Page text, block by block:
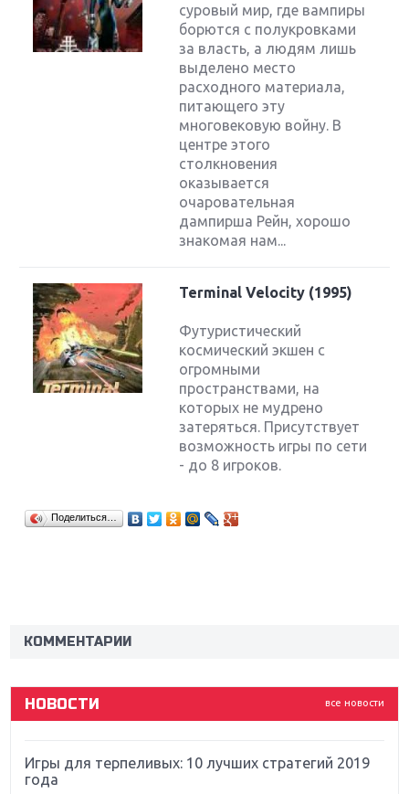
суровый мир, где вампиры
борются с полукровками
за власть, а людям лишь
выделено место
расходного материала,
питающего эту
многовековую войну. В
центре этого
столкновения
оказывается
очаровательная
дампирша Рейн, хорошо
знакомая нам...
Terminal Velocity (1995)
Футуристический
космический экшен с
огромными
пространствами, на
которых не мудрено
затеряться. Присутствует
возможность игры по сети
- до 8 игроков.
Поделиться…
КОММЕНТАРИИ
все новости
НОВОСТИ
Far Cry 5: хвалить нельзя ругать
Игры для терпеливых: 10 лучших стратегий 2019
года